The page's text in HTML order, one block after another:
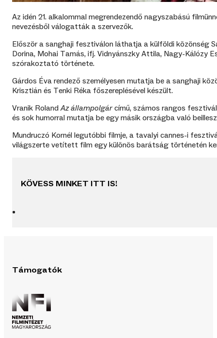
Az idén 21. alkalommal megrendezendő nagyszabású
nevezésből válogatták a szervezők.
Először a sanghaji fesztiválon láthatja a külföldi közönség
Dorina, Mohai Tamás, ifj. Vidnyánszky Attila, Nagy-Kálózy
szórakoztató története.
Gárdos Éva rendező személyesen mutatja be a sanghaji
Krisztián és Tenki Réka főszereplésével készült.
Vranik RolandAz állampolgárcímű, számos rangos
és sok humorral mutatja be egy másik országba való
Mundruczó Kornél legutóbbi filmje, a tavalyi cannes-i
világszerte vetített film egy különös barátság történetén
KÖVESS MINKET ITT IS!
Támogatók